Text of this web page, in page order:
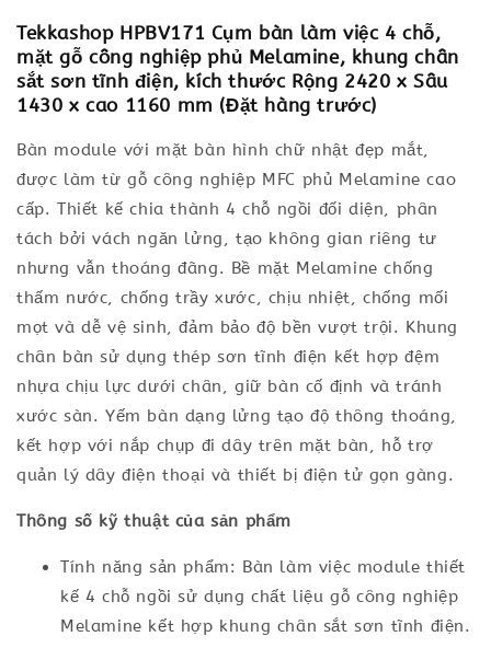
Tekkashop HPBV171 Cụm bàn làm việc 4 chỗ,
mặt gỗ công nghiệp phủ Melamine, khung chân
sắt sơn tĩnh điện, kích thước Rộng 2420 x Sâu
1430 x cao 1160 mm (Đặt hàng trước)
Bàn module với mặt bàn hình chữ nhật đẹp mắt,
được làm từ gỗ công nghiệp MFC phủ Melamine cao
cấp. Thiết kế chia thành 4 chỗ ngồi đối diện, phân
tách bởi vách ngăn lửng, tạo không gian riêng tư
nhưng vẫn thoáng đãng. Bề mặt Melamine chống
thấm nước, chống trầy xước, chịu nhiệt, chống mối
mọt và dễ vệ sinh, đảm bảo độ bền vượt trội. Khung
chân bàn sử dụng thép sơn tĩnh điện kết hợp đệm
nhựa chịu lực dưới chân, giữ bàn cố định và tránh
xước sàn. Yếm bàn dạng lửng tạo độ thông thoáng,
kết hợp với nắp chụp đi dây trên mặt bàn, hỗ trợ
quản lý dây điện thoại và thiết bị điện tử gọn gàng.
Thông số kỹ thuật của sản phẩm
Tính năng sản phẩm: Bàn làm việc module thiết
kế 4 chỗ ngồi sử dụng chất liệu gỗ công nghiệp
Melamine kết hợp khung chân sắt sơn tĩnh điện.